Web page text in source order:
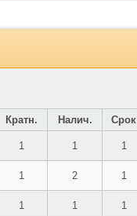
Кратн. Налич. Срок
1 1 1
1 2 1
1 1 1